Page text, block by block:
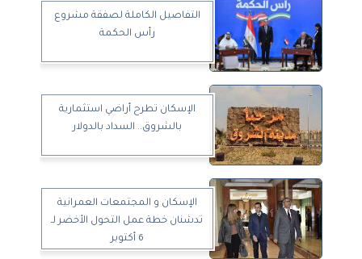
التفاصيل الكاملة لصفقة مشروع
رأس الحكمة
الإسكان تطرح أراضي استثمارية
بالشروق.. السداد بالدولار
الإسكان و المجتمعات العمرانية
تدشنان خطة عمل التحول الأخضر لـ
6 أكتوبر